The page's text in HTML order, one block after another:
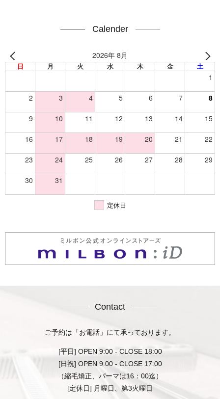
Calender
2026年 8月
日 月 火 水 木 金 土
1
2 3 4 5 6 7 8
9 10 11 12 13 14 15
16 17 18 19 20 21 22
23 24 25 26 27 28 29
30 31
定休日
Contact
ご予約は「お電話」にて承っております。
[平日] OPEN 9:00 - CLOSE 18:00
[日祝] OPEN 9:00 - CLOSE 17:00
（縮毛矯正、パーマは16：00迄）
[定休日] 月曜日、第3火曜日